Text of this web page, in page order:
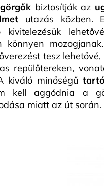
biztosítják az
utazás közben.
kivitelezésük
könnyen
tesz
repülőtereken,
kiváló minőségű
kell aggódnia a
miatt az út során.